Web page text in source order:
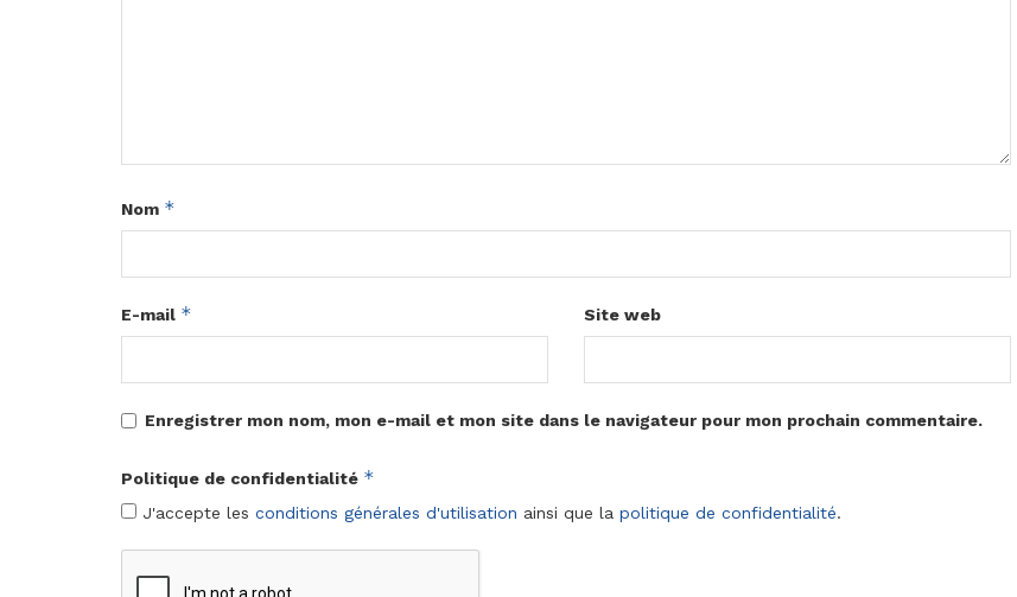
Nom *
E-mail * Site web
Enregistrer mon nom, mon e-mail et mon site dans le navigateur pour mon prochain commentaire.
Politique de confidentialité *
J'accepte les conditions générales d'utilisation ainsi que la politique de confidentialité.